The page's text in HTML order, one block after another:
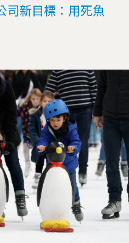
司新目標：用死魚